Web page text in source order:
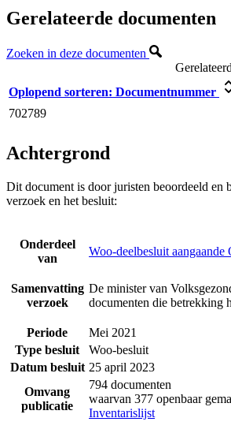
Gerelateerde documenten
Zoeken in deze documenten
Oplopend sorteren: Documentnummer
702789
Achtergrond
Dit document is door juristen beoordeeld en
verzoek en het besluit:
Onderdeel
van
Woo-deelbesluit
Samenvatting
verzoek
De minister van
documenten die betrekking
Periode
Mei 2021
Type besluit
Woo-besluit
Datum besluit 25 april 2023
Omvang
publicatie
794 documenten
waarvan 377 openbaar
Inventarislijst